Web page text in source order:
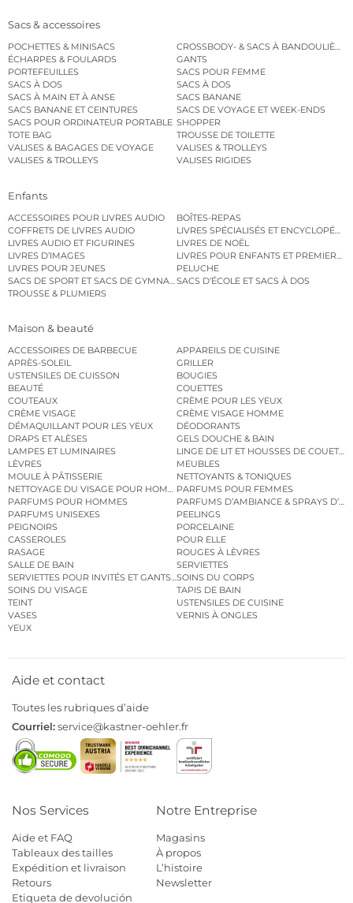
Sacs & accessoires
POCHETTES & MINISACS
CROSSBODY- & SACS À BANDOULIÈRE
ÉCHARPES & FOULARDS
GANTS
PORTEFEUILLES
SACS POUR FEMME
SACS À DOS
SACS À DOS
SACS À MAIN ET À ANSE
SACS BANANE
SACS BANANE ET CEINTURES
SACS DE VOYAGE ET WEEK-ENDS
SACS POUR ORDINATEUR PORTABLE SHOPPER
TOTE BAG
TROUSSE DE TOILETTE
VALISES & BAGAGES DE VOYAGE
VALISES & TROLLEYS
VALISES & TROLLEYS
VALISES RIGIDES
Enfants
ACCESSOIRES POUR LIVRES AUDIO
BOÎTES-REPAS
COFFRETS DE LIVRES AUDIO
LIVRES SPÉCIALISÉS ET
LIVRES AUDIO ET FIGURINES
LIVRES DE NOËL
LIVRES D’IMAGES
LIVRES POUR ENFANTS ET PREMIERS
LIVRES POUR JEUNES
PELUCHE
SACS DE SPORT ET SACS DE GYMNASTIQUESACS D’ÉCOLE ET SACS À DOS
TROUSSE & PLUMIERS
Maison & beauté
ACCESSOIRES DE BARBECUE
APPAREILS DE CUISINE
APRÈS-SOLEIL
GRILLER
USTENSILES DE CUISSON
BOUGIES
BEAUTÉ
COUETTES
COUTEAUX
CRÈME POUR LES YEUX
CRÈME VISAGE
CRÈME VISAGE HOMME
DÉMAQUILLANT POUR LES YEUX
DÉODORANTS
DRAPS ET ALÈSES
GELS DOUCHE & BAIN
LAMPES ET LUMINAIRES
LINGE DE LIT ET HOUSSES DE COUETTE
LÈVRES
MEUBLES
MOULE À PÂTISSERIE
NETTOYANTS & TONIQUES
NETTOYAGE DU VISAGE POUR HOMMESPARFUMS POUR FEMMES
PARFUMS POUR HOMMES
PARFUMS D’AMBIANCE & SPRAYS
PARFUMS UNISEXES
PEELINGS
PEIGNOIRS
PORCELAINE
CASSEROLES
POUR ELLE
RASAGE
ROUGES À LÈVRES
SALLE DE BAIN
SERVIETTES
SERVIETTES POUR INVITÉS ET GANTS DE TOILETTE
SOINS DU CORPS
SOINS DU VISAGE
TAPIS DE BAIN
TEINT
USTENSILES DE CUISINE
VASES
VERNIS À ONGLES
YEUX
Aide et contact
Toutes les rubriques d’aide
Courriel:service@kastner-oehler.fr
Nos Services
Aide et FAQ
Tableaux des tailles
Expédition et livraison
Retours
Etiqueta de devolución
Notre Entreprise
Magasins
À propos
L’histoire
Newsletter